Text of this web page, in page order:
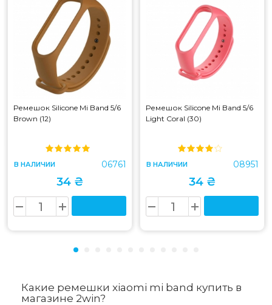
Ремешок Silicone Mi Band 5/6
Brown (12)
В НАЛИЧИИ 06761
34 ₴
Ремешок Silicone Mi Band 5/6
Light Coral (30)
В НАЛИЧИИ 08951
34 ₴
Какие ремешки xiaomi mi band купить в
магазине 2win?